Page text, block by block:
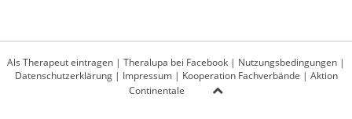
Als Therapeut eintragen | Theralupa bei Facebook | Nutzungsbedingungen |
Datenschutzerklärung| Impressum| Kooperation Fachverbände | Aktion
Continentale